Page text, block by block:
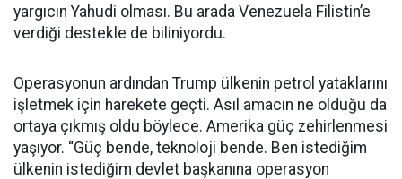
yargıcın Yahudi olması. Bu arada Venezuela Filistin’e
verdiği destekle de biliniyordu.
Operasyonun ardından Trump ülkenin petrol yataklarını
işletmek için harekete geçti. Asıl amacın ne olduğu da
ortaya çıkmış oldu böylece. Amerika güç zehirlenmesi
yaşıyor. “Güç bende, teknoloji bende. Ben istediğim
ülkenin istediğim devlet başkanına operasyon